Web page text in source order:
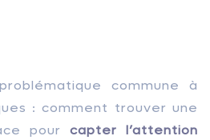
commune à
: comment trouver une
pour capter l’attention